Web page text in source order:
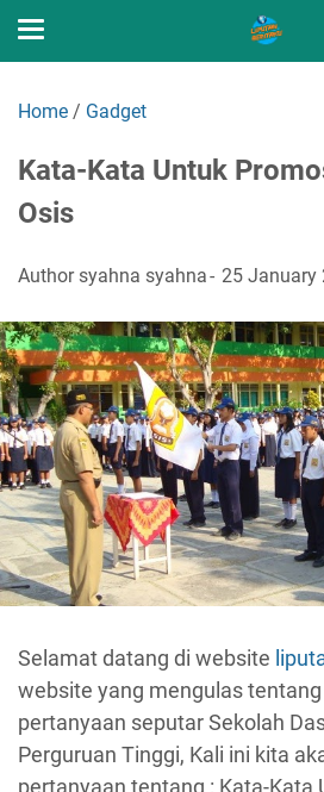
Home / Gadget
Kata-Kata Untuk
Osis
Authorsyahna syahna 25 January
Selamat datang di website
website yang mengulas
pertanyaan seputar Sekolah
Perguruan Tinggi, Kali ini kita
pertanyaan tentang : Kata-Kata